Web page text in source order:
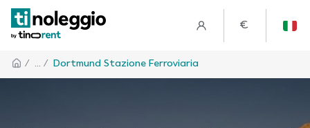
€
/ ... / Dortmund Stazione Ferroviaria